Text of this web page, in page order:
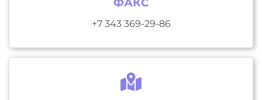
ФАКС
+7 343 369-29-86